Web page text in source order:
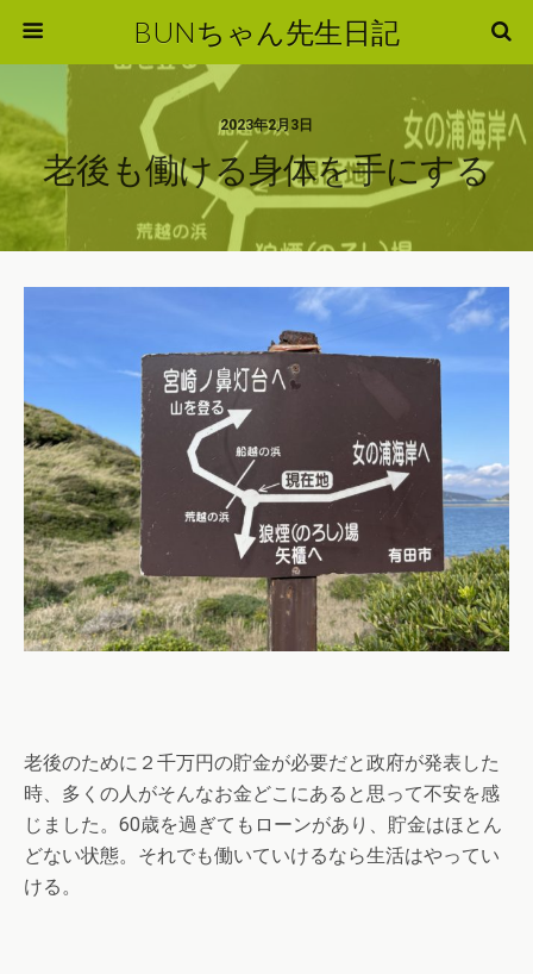
BUNちゃん先生日記
2023年2月3日
老後も働ける身体を手にする
老後のために２千万円の貯金が必要だと政府が発表した
時、多くの人がそんなお金どこにあると思って不安を感
じました。60歳を過ぎてもローンがあり、貯金はほとん
どない状態。それでも働いていけるなら生活はやってい
ける。